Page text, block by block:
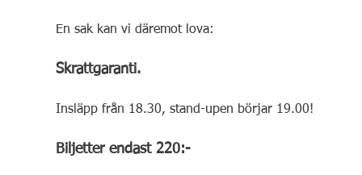
En sak kan vi däremot lova:
Skrattgaranti.
Insläpp från 18.30, stand-upen börjar 19.00!
Biljetter endast 220:-